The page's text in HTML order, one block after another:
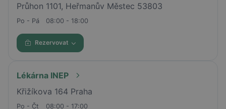
Průhon 1101, Heřmanův Městec 53803
Po - Pá 08:00 - 18:00
Rezervovat
Lékárna INEP
Křižíkova 164 Praha
Po - Čt
08:00 - 17:00